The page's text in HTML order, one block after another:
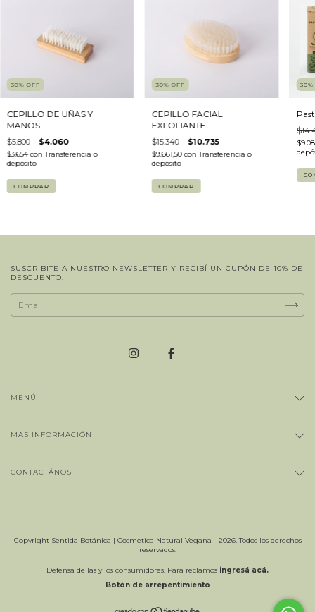
30%OFF
CEPILLO DE UÑAS Y
MANOS
$5.800 $4.060
$3.654con Transferencia o
depósito
30%OFF
CEPILLO FACIAL
EXFOLIANTE
$15.340 $10.735
$9.661,50con Transferencia o
depósito
30
SUSCRIBITE A NUESTRO NEWSLETTER Y RECIBÍ UN CUPÓN DE 10% DE
DESCUENTO.
MENÚ
MAS INFORMACIÓN
CONTACTÁNOS
Copyright Sentida Botánica | Cosmetica Natural Vegana - 2026. Todos los derechos
reservados.
Defensa de las y los consumidores. Para reclamos ingresá acá.
Botón de arrepentimiento